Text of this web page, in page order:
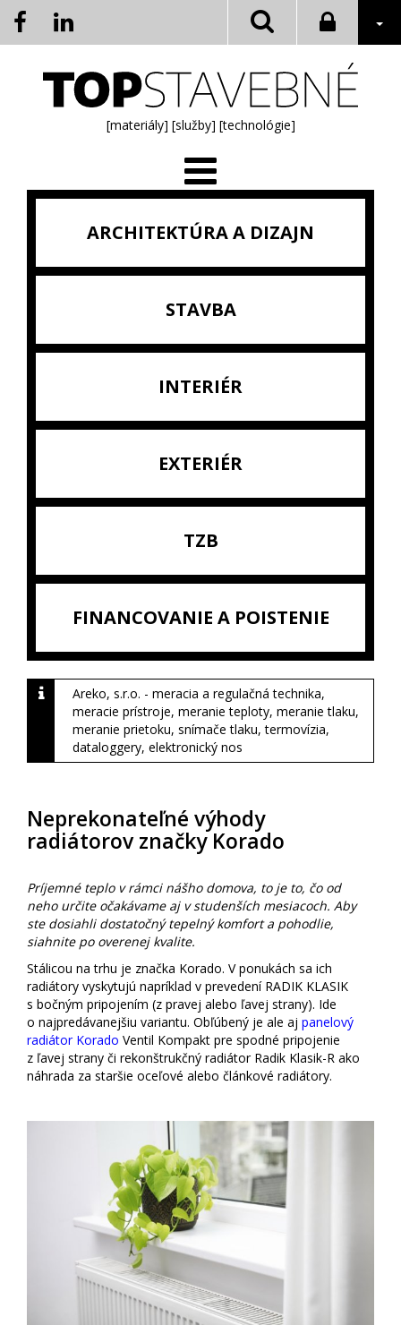
[materiály] [služby] [technológie]
ARCHITEKTÚRA A DIZAJN
STAVBA
INTERIÉR
EXTERIÉR
TZB
FINANCOVANIE A POISTENIE
Areko, s.r.o. - meracia a regulačná technika,
meracie prístroje, meranie teploty, meranie tlaku,
meranie prietoku, snímače tlaku, termovízia,
dataloggery, elektronický nos
Neprekonateľné výhody
radiátorov značky Korado
Príjemné teplo v rámci nášho domova, to je to, čo od
neho určite očakávame aj v studenších mesiacoch. Aby
ste dosiahli dostatočný tepelný komfort a pohodlie,
siahnite po overenej kvalite.
Stálicou na trhu je značka Korado. V ponukách sa ich
radiátory vyskytujú napríklad v prevedení RADIK KLASIK
s bočným pripojením (z pravej alebo ľavej strany). Ide
o najpredávanejšiu variantu. Obľúbený je ale aj panelový
radiátor Korado Ventil Kompakt pre spodné pripojenie
z ľavej strany či rekonštrukčný radiátor Radik Klasik-R ako
náhrada za staršie oceľové alebo článkové radiátory.